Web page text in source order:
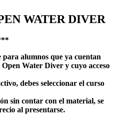
WATER DIVER
para alumnos que ya cuentan
Water Diver y cuyo acceso
debes seleccionar el curso
sin contar con el material, se
al presentarse.